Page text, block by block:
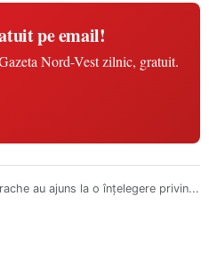
pe email!
Nord-Vest zilnic, gratuit.
au ajuns la o înţelegere privin...